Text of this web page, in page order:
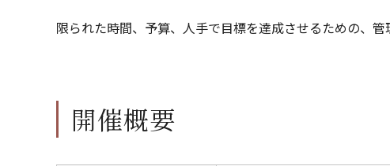
限られた時間、予算、人手で目標を達成させるための、
開催概要